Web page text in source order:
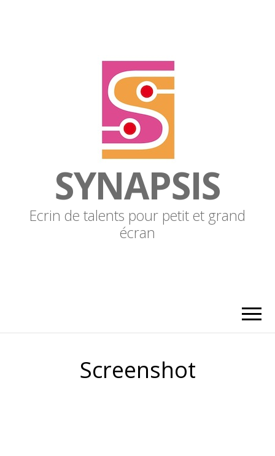
SYNAPSIS
Ecrin de talents pour petit et grand
écran
Screenshot